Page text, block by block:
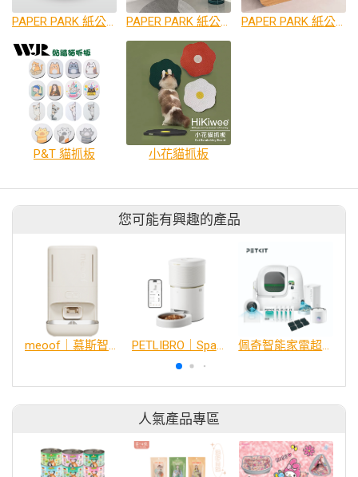
PAPER PARK 紙公園 雙面黑圓窩 PAPER PARK 紙公園 雙面貓頭貓抓板 PAPER PARK 紙公園 雙面沙發
P&T 貓抓板 小花貓抓板
您可能有興趣的產品
meoof｜慕斯智能餵食器(WIFI版) PETLIBRO｜Space 真空餵食器 佩奇智能家電超值組 - 貓砂機+水機+餵食器
人氣產品專區